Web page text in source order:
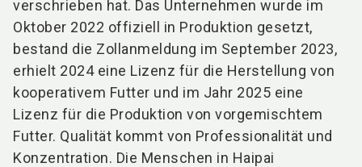
verschrieben hat. Das Unternehmen wurde im
Oktober 2022 offiziell in Produktion gesetzt,
bestand die Zollanmeldung im September 2023,
erhielt 2024 eine Lizenz für die Herstellung von
kooperativem Futter und im Jahr 2025 eine
Lizenz für die Produktion von vorgemischtem
Futter. Qualität kommt von Professionalität und
Konzentration. Die Menschen in Haipai